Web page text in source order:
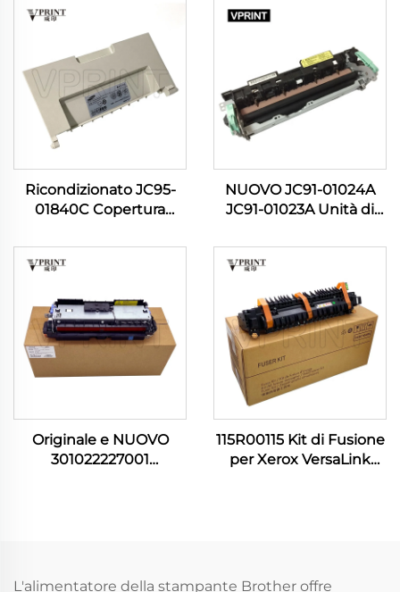
Ricondizionato JC95-
01840C Copertura
Stampante Samsung
Pro Xpress M 3820 3870
407NK
NUOVO JC91-01024A
JC91-01023A Unità di
Samsung ML 3310 3312
3375 3700 3710 3712
4020 4070 4075 4080
4833
Originale e NUOVO
301022227001
115R00115 Kit di Fusione
per Xerox VersaLink
L'alimentatore della stampante Brother offre